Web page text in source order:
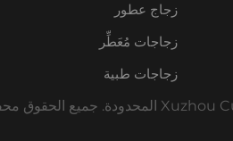
زجاج عطور
زجاجات مُعَطِّر
زجاجات طبية